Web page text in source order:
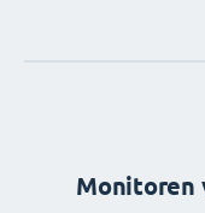
Monitoren